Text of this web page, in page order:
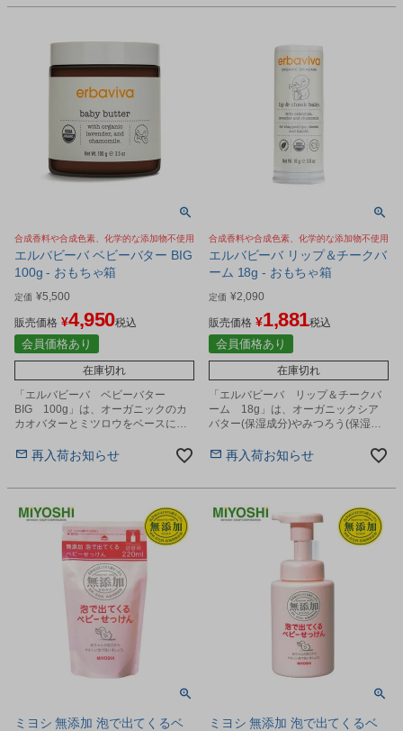
合成香料や合成色素、化学的な添加物不使用
エルバビーバ ベビーバター BIG
100g - おもちゃ箱
定価 ¥5,500
販売価格 ¥4,950税込
会員価格あり
在庫切れ
「エルバビーバ ベビーバター
BIG 100g」は、オーガニックのカ
カオバターとミツロウをベースにし
バター(バーム)の大容量サイズです。
再入荷お知らせ
合成香料や合成色素、化学的な添加物不使用
エルバビーバ リップ＆チークバ
ーム 18g - おもちゃ箱
定価 ¥2,090
販売価格 ¥1,881税込
会員価格あり
在庫切れ
「エルバビーバ リップ＆チークバ
ーム 18g」は、オーガニックシア
バター(保湿成分)やみつろう(保湿成
再入荷お知らせ
ミヨシ 無添加 泡で出てくるベ
ミヨシ 無添加 泡で出てくるベ